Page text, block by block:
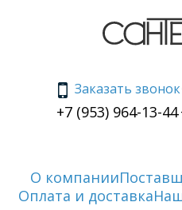
Заказать звонок
+7 (953) 964-13-44
О компании
Оплата и доставка